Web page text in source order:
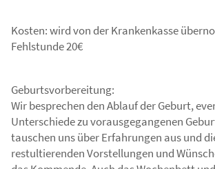
Kosten: wird von der Krankenkasse
Fehlstunde 20€
Geburtsvorbereitung:
Wir besprechen den Ablauf der Geburt,
Unterschiede zu vorausgegangenen
tauschen uns über Erfahrungen aus und
restultierenden Vorstellungen und